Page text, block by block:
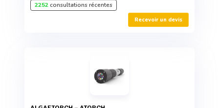
2252consultations récentes
Recevoir un devis